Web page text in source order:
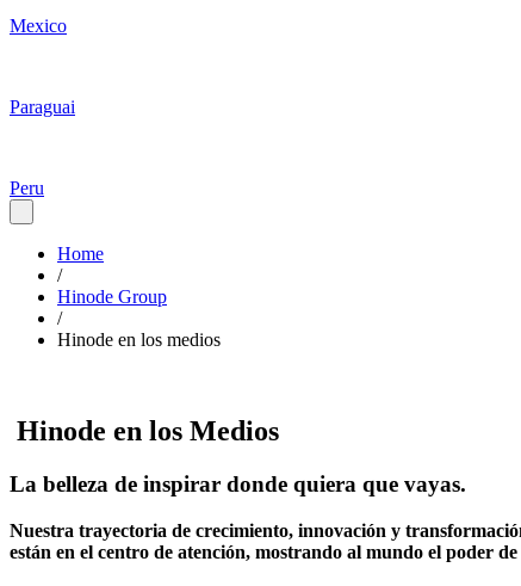
Mexico
Paraguai
Peru
Home
/
Hinode Group
/
Hinode en los medios
Hinode en los Medios
La belleza de inspirar donde quiera que vayas.
Nuestra trayectoria de crecimiento, innovación y
están en el centro de atención, mostrando al mundo el poder